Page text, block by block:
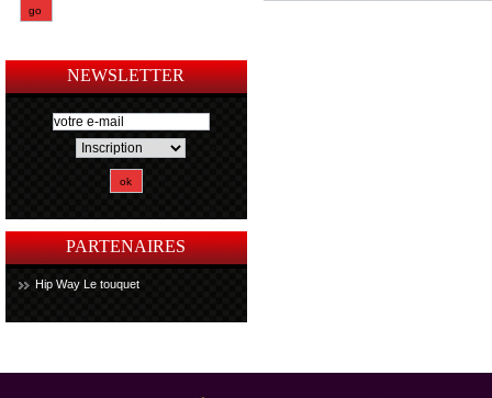
NEWSLETTER
PARTENAIRES
Hip Way Le touquet